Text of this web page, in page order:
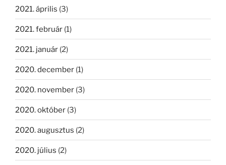
2021. április (3)
2021. február (1)
2021. január (2)
2020. december (1)
2020. november (3)
2020. október (3)
2020. augusztus (2)
2020. július (2)